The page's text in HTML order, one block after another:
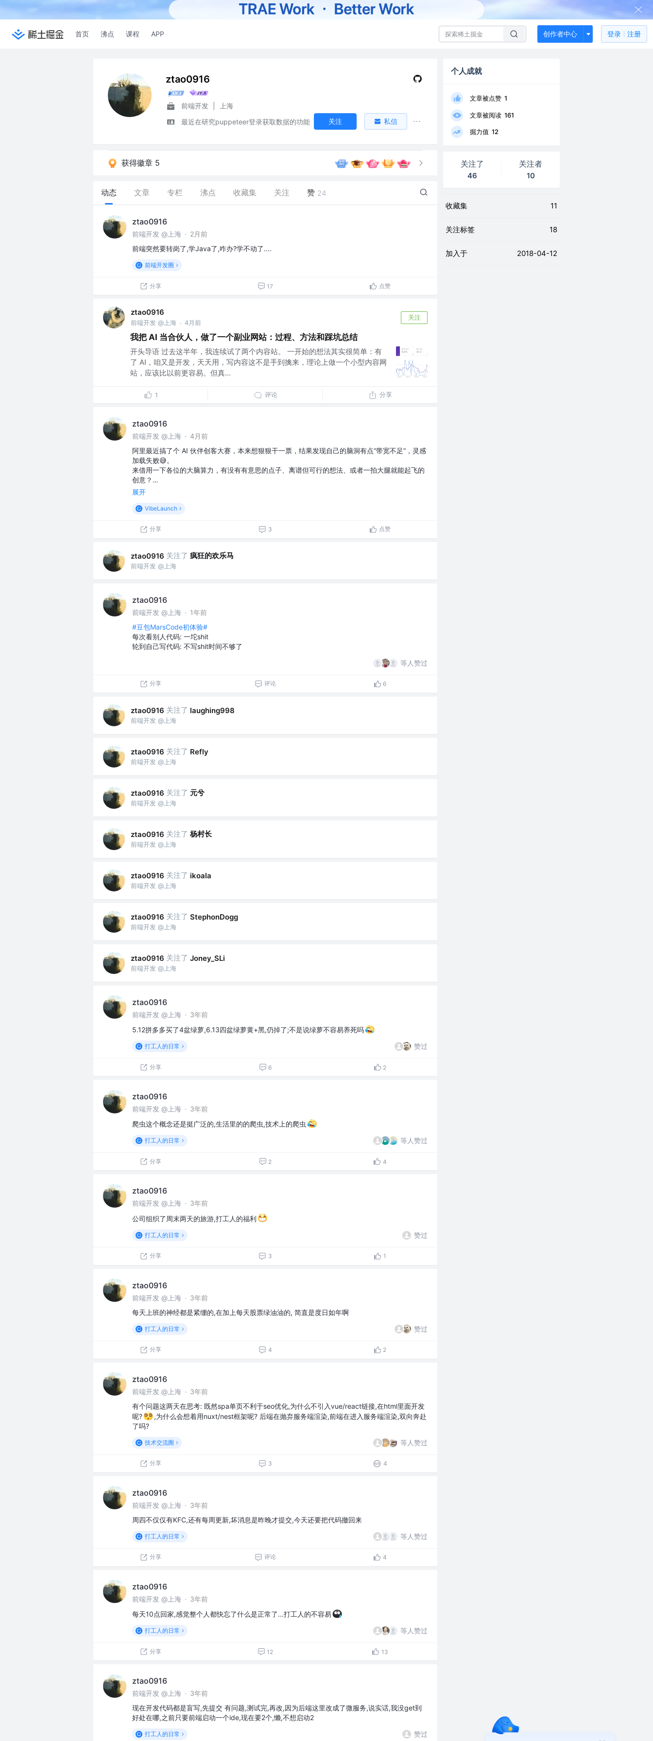
首页 沸点 课程 APP 创作者中心 登录 注册
ztao0916
前端开发
上海
最近在研究puppeteer登录获取数据的功能
关注 私信
获得徽章 5
动态 文章 专栏 沸点 收藏集 关注 赞 24
ztao0916
前端开发 @上海 · 2月前
前端突然要转岗了,学Java了,咋办?学不动了....
前端开发圈
分享 17 点赞
ztao0916
前端开发 @上海 · 4月前
关注
我把 AI 当合伙人，做了一个副业网站：过程、方法和踩坑总结
开头导语 过去这半年，我连续试了两个内容站。 一开始的想法其实很简单：有
了 AI，咱又是开发，天天用，写内容这不是手到擒来，理论上做一个小型内容网
站，应该比以前更容易。但真...
1 评论 分享
ztao0916
前端开发 @上海 · 4月前
阿里最近搞了个 AI 伙伴创客大赛，本来想狠狠干一票，结果发现自己的脑洞有点“带宽不足”，灵感
加载失败😅。
来借用一下各位的大脑算力，有没有有意思的点子、离谱但可行的想法、或者一拍大腿就能起飞的
创意？…
展开
VibeLaunch
分享 3 点赞
ztao0916 关注了 疯狂的欢乐马
前端开发 @上海
ztao0916
前端开发 @上海 · 1年前
#豆包MarsCode初体验#
每次看别人代码: 一坨shit
轮到自己写代码: 不写shit时间不够了
等人赞过
分享 评论 6
ztao0916 关注了 laughing998
前端开发 @上海
ztao0916 关注了 Refly
前端开发 @上海
ztao0916 关注了 元兮
前端开发 @上海
ztao0916 关注了 杨村长
前端开发 @上海
ztao0916 关注了 ikoala
前端开发 @上海
ztao0916 关注了 StephonDogg
前端开发 @上海
ztao0916 关注了 Joney_SLi
前端开发 @上海
ztao0916
前端开发 @上海 · 3年前
5.12拼多多买了4盆绿萝,6.13四盆绿萝黄+黑,仍掉了;不是说绿萝不容易养死吗
打工人的日常 赞过
分享 6 2
ztao0916
前端开发 @上海 · 3年前
爬虫这个概念还是挺广泛的,生活里的的爬虫,技术上的爬虫
打工人的日常 等人赞过
分享 2 4
ztao0916
前端开发 @上海 · 3年前
公司组织了周末两天的旅游,打工人的福利
打工人的日常 赞过
分享 3 1
ztao0916
前端开发 @上海 · 3年前
每天上班的神经都是紧绷的,在加上每天股票绿油油的, 简直是度日如年啊
打工人的日常 赞过
分享 4 2
ztao0916
前端开发 @上海 · 3年前
有个问题这两天在思考: 既然spa单页不利于seo优化,为什么不引入vue/react链接,在html里面开发
呢?
,为什么会想着用nuxt/nest框架呢? 后端在抛弃服务端渲染,前端在进入服务端渲染,双向奔赴
了吗?
技术交流圈 等人赞过
分享 3 4
ztao0916
前端开发 @上海 · 3年前
周四不仅仅有KFC,还有每周更新,坏消息是昨晚才提交,今天还要把代码撤回来
打工人的日常 等人赞过
分享 评论 4
ztao0916
前端开发 @上海 · 3年前
每天10点回家,感觉整个人都快忘了什么是正常了...打工人的不容易
打工人的日常 等人赞过
分享 12 13
ztao0916
前端开发 @上海 · 3年前
现在开发代码都是盲写,先提交 有问题,测试完,再改,因为后端这里改成了微服务,说实话,我没get到
好处在哪,之前只要前端启动一个ide,现在要2个,懒,不想启动2
打工人的日常 赞过
个人成就
文章被点赞 1
文章被阅读 161
掘力值 12
关注了
46
关注者
10
收藏集 11
关注标签 18
加入于 2018-04-12